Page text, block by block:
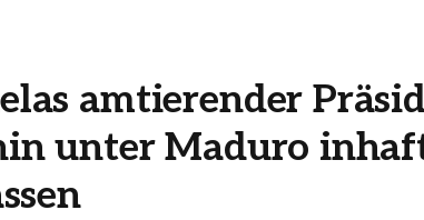
amtierender
unter Maduro